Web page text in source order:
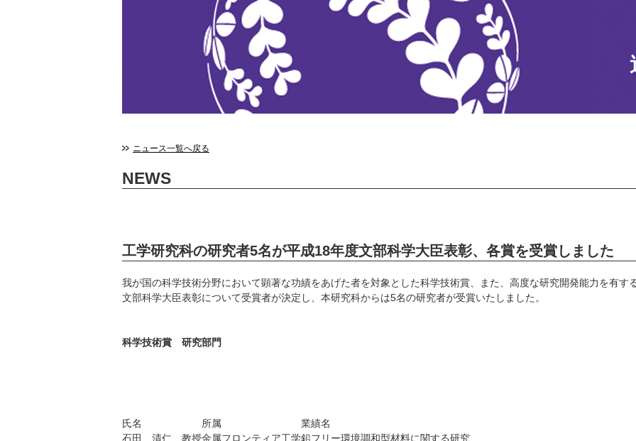
ニュース一覧へ戻る
NEWS
工学研究科の研究者5名が平成18年度文部科学大臣表彰、各賞を受賞しました
我が国の科学技術分野において顕著な功績をあげた者を対象とした科学技術賞、また、高度な研究開発能力を有す
文部科学大臣表彰について受賞者が決定し、本研究科からは5名の研究者が受賞いたしました。
科学技術賞 研究部門
氏名 所属
業績名
石田 清仁 教授金属フロンティア工学鉛フリー環境調和型材料に関する研究